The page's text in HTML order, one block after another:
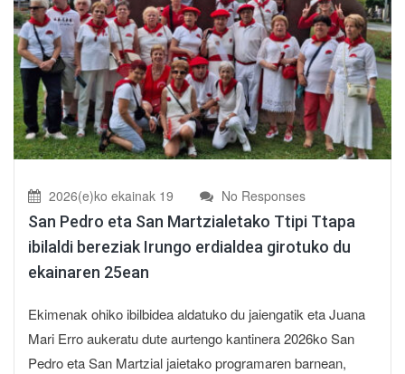
2026(e)ko ekainak 19 No Responses
San Pedro eta San Martzialetako Ttipi Ttapa
ibilaldi bereziak Irungo erdialdea girotuko du
ekainaren 25ean
Ekimenak ohiko ibilbidea aldatuko du jaiengatik eta Juana
Mari Erro aukeratu dute aurtengo kantinera 2026ko San
Pedro eta San Martzial jaietako programaren barnean,